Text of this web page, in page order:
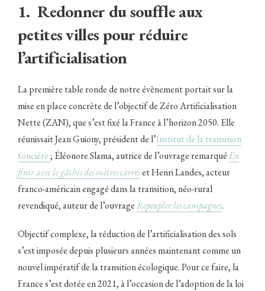
1. Redonner du souffle aux
petites villes pour réduire
l’artificialisation
La première table ronde de notre évènement portait sur la
mise en place concrète de l’objectif de Zéro Artificialisation
Nette (ZAN), que s’est fixé la France à l’horizon 2050. Elle
réunissait Jean Guiony, président de l’Institut de la transition
foncière; Éléonore Slama, autrice de l’ouvrage remarquéEn
finir avec le gâchis des mètres carréset Henri Landes, acteur
franco-américain engagé dans la transition, néo-rural
revendiqué, auteur de l’ouvrageRepeupler les campagnes.
Objectif complexe, la réduction de l’artificialisation des sols
s’est imposée depuis plusieurs années maintenant comme un
nouvel impératif de la transition écologique. Pour ce faire, la
France s’est dotée en 2021, à l’occasion de l’adoption de la loi